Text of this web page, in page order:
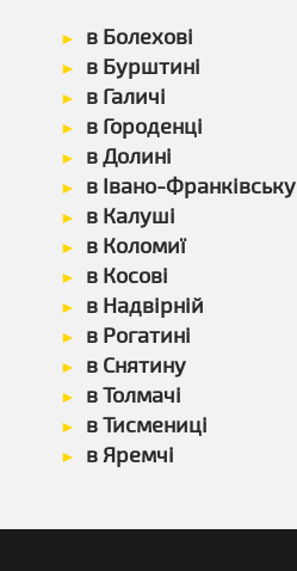
в Болехові
в Бурштині
в Галичі
в Городенці
в Долині
в Івано-Франківську
в Калуші
в Коломиї
в Косові
в Надвірній
в Рогатині
в Снятину
в Толмачі
в Тисмениці
в Яремчі